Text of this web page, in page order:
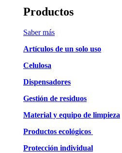
Productos
Saber más
Artículos de un solo uso
Celulosa
Dispensadores
Gestión de residuos
Material y equipo de limpieza
Productos ecológicos
Protección individual